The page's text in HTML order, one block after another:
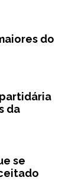
do
da
se